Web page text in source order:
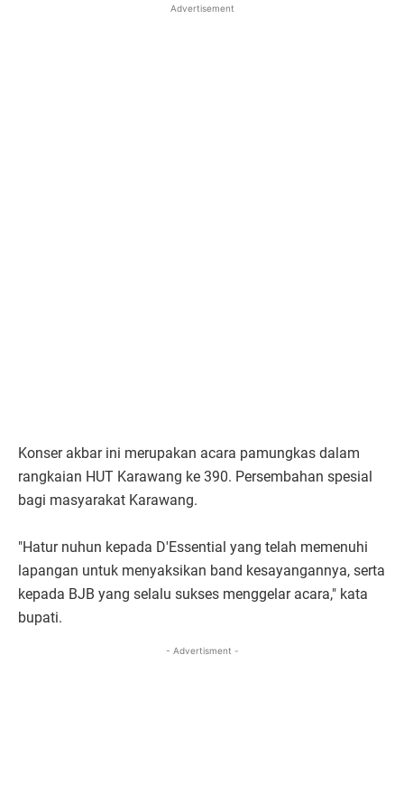
Advertisement
Konser akbar ini merupakan acara pamungkas dalam
rangkaian HUT Karawang ke 390. Persembahan spesial
bagi masyarakat Karawang.
"Hatur nuhun kepada D'Essential yang telah memenuhi
lapangan untuk menyaksikan band kesayangannya, serta
kepada BJB yang selalu sukses menggelar acara," kata
bupati.
- Advertisment -